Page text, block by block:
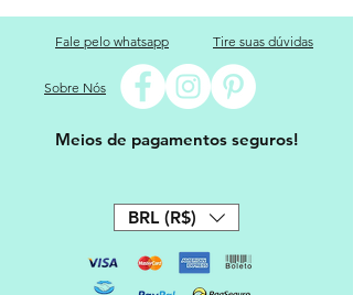
Fale pelo whatsapp Tire suas dúvidas
Sobre Nós
Meios de pagamentos seguros!
BRL (R$)